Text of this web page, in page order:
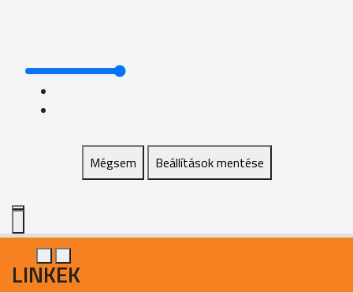
Mégsem Beállítások mentése
LINKEK